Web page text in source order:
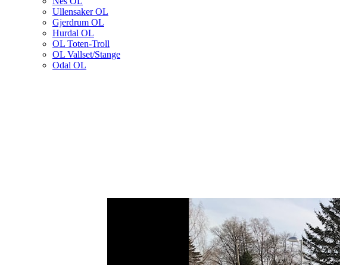
Ullensaker OL
Gjerdrum OL
Hurdal OL
OL Toten-Troll
OL Vallset/Stange
Odal OL